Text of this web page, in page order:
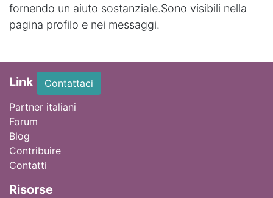
fornendo un aiuto sostanziale.Sono visibili nella
pagina profilo e nei messaggi.
Link
Contattaci
Partner italiani
Forum
Blog
Contribuire
Contatti
Risorse